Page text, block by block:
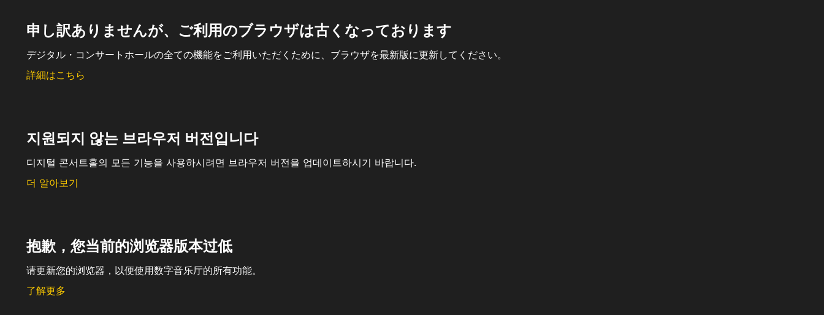
申し訳ありませんが、ご利用のブラウザは古くなっております
デジタル・コンサートホールの全ての機能をご利用いただくために、ブラウザを最新版に更新してください。
詳細はこちら
지원되지 않는 브라우저 버전입니다
디지털 콘서트홀의 모든 기능을 사용하시려면 브라우저 버전을 업데이트하시기 바랍니다.
더 알아보기
抱歉，您当前的浏览器版本过低
请更新您的浏览器，以便使用数字音乐厅的所有功能。
了解更多